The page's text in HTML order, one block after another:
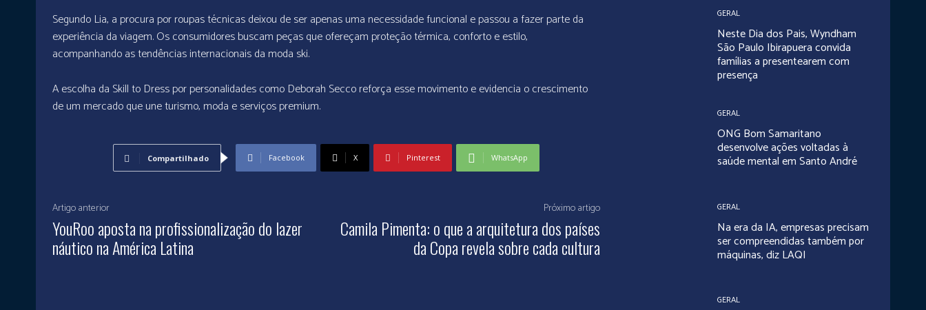
Segundo Lia, a procura por roupas técnicas deixou de ser apenas uma necessidade funcional e passou a fazer parte da
experiência da viagem. Os consumidores buscam peças que ofereçam proteção térmica, conforto e estilo,
acompanhando as tendências internacionais da moda ski.
A escolha da Skill to Dress por personalidades como Deborah Secco reforça esse movimento e evidencia o crescimento
de um mercado que une turismo, moda e serviços premium.
Compartilhado Facebook X Pinterest WhatsApp
Artigo anterior
YouRoo aposta na profissionalização do lazer
náutico na América Latina
Próximo artigo
Camila Pimenta: o que a arquitetura dos países
da Copa revela sobre cada cultura
GERAL
Neste Dia dos Pais, Wyndham
São Paulo Ibirapuera convida
famílias a presentearem com
presença
GERAL
ONG Bom Samaritano
desenvolve ações voltadas à
saúde mental em Santo André
GERAL
Na era da IA, empresas precisam
ser compreendidas também por
máquinas, diz LAQI
GERAL